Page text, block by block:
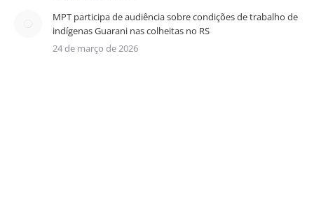
MPT participa de audiência sobre condições de trabalho de
indígenas Guarani nas colheitas no RS
24 de março de 2026